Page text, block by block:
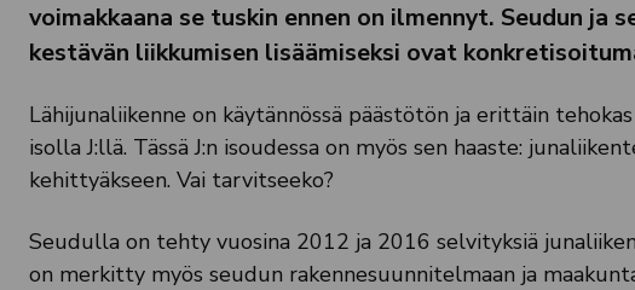
voimakkaana se tuskin ennen on ilmennyt. Seudun
kestävän liikkumisen lisäämiseksi ovat
Lähijunaliikenne on käytännössä päästötön ja erittäin
isolla J:llä. Tässä J:n isoudessa on myös sen haaste:
kehittyäkseen. Vai tarvitseeko?
Seudulla on tehty vuosina 2012 ja 2016 selvityksiä
on merkitty myös seudun rakennesuunnitelmaan ja